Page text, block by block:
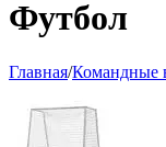
Футбол
Главная/Командные